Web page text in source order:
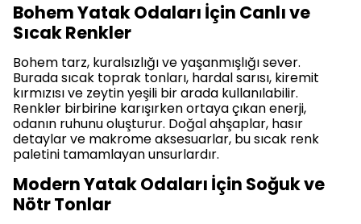
Bohem Yatak Odaları İçin Canlı ve
Sıcak Renkler
Bohem tarz, kuralsızlığı ve yaşanmışlığı sever.
Burada sıcak toprak tonları, hardal sarısı, kiremit
kırmızısı ve zeytin yeşili bir arada kullanılabilir.
Renkler birbirine karışırken ortaya çıkan enerji,
odanın ruhunu oluşturur. Doğal ahşaplar, hasır
detaylar ve makrome aksesuarlar, bu sıcak renk
paletini tamamlayan unsurlardır.
Modern Yatak Odaları İçin Soğuk ve
Nötr Tonlar